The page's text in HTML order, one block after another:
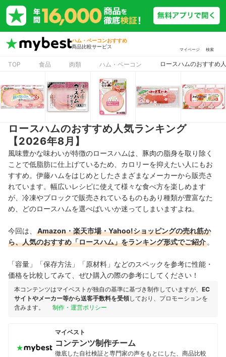
ハム・ベーコンおすすめ
商品比較サービス
マイページ 検索
TOP 食品 肉類 ハム・ベーコン ロースハムのおすすめ
ロースハムのおすすめ人気ランキング
【2026年8月】
風味豊かな味わいが特徴のロースハムは、豚肉の脂身を取り除く
ことで低脂肪に仕上げているため、カロリーを抑えたい人にもお
すすめ。伊藤ハムをはじめとしたさまざまなメーカーから販売さ
れています。幅広いレシピに使えて様々な食べ方を楽しめます
が、冷凍やブロックで販売されているものもあり種類が豊富なた
め、どのロースハムを選べばいいか迷ってしまいますよね。
今回は、
Amazon・楽天市場・Yahoo!ショッピングの売れ筋か
ら、人気のおすすめ「ロースハム」をランキング形式でご紹介 。
「容量」「保存方法」「原材料」などのスペックを参考に性能・
価格を比較してみて、ぜひ購入の際の参考にしてください！
本コンテンツはマイベストが独自の基準に基づき制作していますが、 EC
サイトやメーカー等から送客手数料を受領しており、プロモーションを
含みます。
制作・運営ポリシー
マイベスト
コンテンツ制作チーム
徹底した自社検証と専門家の声をもとにした、商品比較